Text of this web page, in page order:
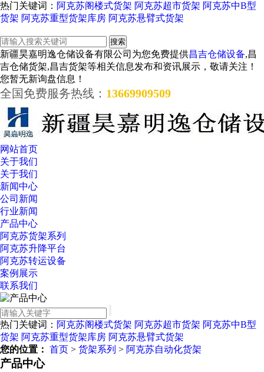
热门关键词： 阿克苏阁楼式货架 阿克苏超市货架 阿克苏中B型
货架 阿克苏重型货架库房 阿克苏悬臂式货架
新疆昊嘉明逸仓储设备有限公司为您免费提供昌吉仓储设备,昌
吉仓储货架,昌吉货架等相关信息发布和资讯展示，敬请关注！
您暂无新询盘信息！
全国免费服务热线： 13669909509
网站首页
关于我们
关于我们
新闻中心
公司新闻
行业新闻
产品中心
阿克苏货架系列
阿克苏升降平台
阿克苏转运设备
案例展示
联系我们
热门关键词： 阿克苏阁楼式货架 阿克苏超市货架 阿克苏中B型
货架 阿克苏重型货架库房 阿克苏悬臂式货架
您的位置： 首页 > 货架系列 > 阿克苏自动化货架
产品中心